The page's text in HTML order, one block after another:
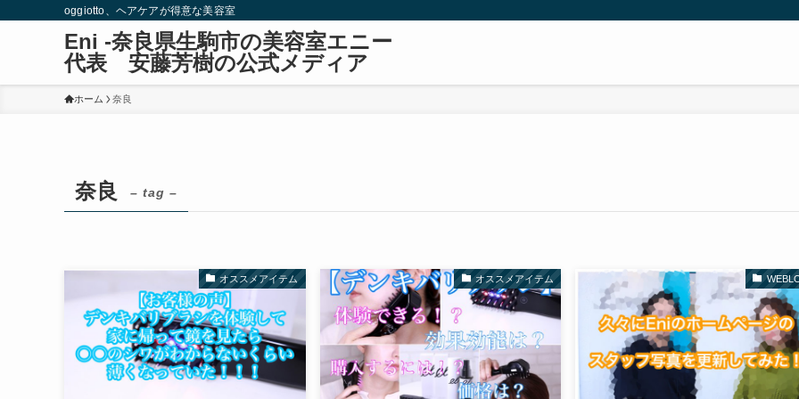
oggiotto、ヘアケアが得意な美容室
Eni -奈良県生駒市の美容室エニー
代表 安藤芳樹の公式メディア
ホーム 奈良
奈良 – tag –
オススメアイテム オススメアイテム